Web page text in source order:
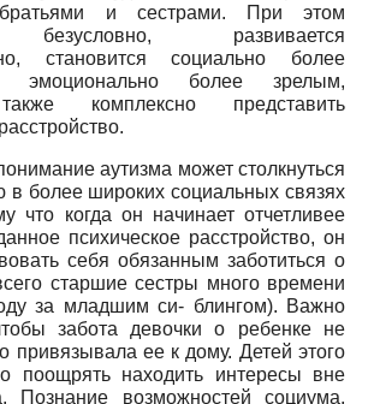
и сестрами. При этом
безусловно, развивается
становится социально более
эмоционально более зрелым,
комплексно представить
аутизма может столкнуться
в более широких социальных связях
что когда он начинает отчетливее
психическое расстройство, он
себя обязанным заботиться о
старшие сестры много времени
за младшим си- блингом). Важно
забота девочки о ребенке не
привязывала ее к дому. Детей этого
поощрять находить интересы вне
возможностей социума,